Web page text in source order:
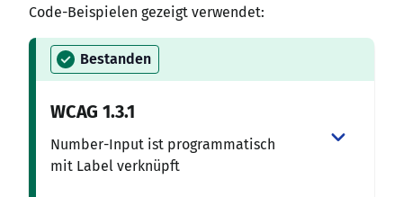
Code-Beispielen gezeigt verwendet:
Bestanden
WCAG 1.3.1
Number-Input ist programmatisch
mit Label verknüpft